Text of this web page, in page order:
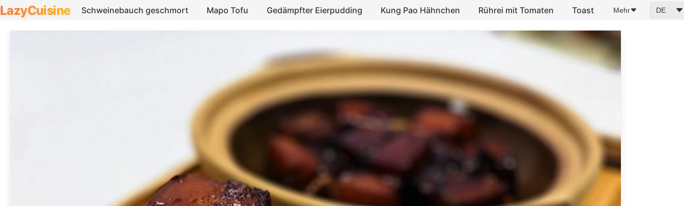
LazyCuisine Schweinebauch geschmort Mapo Tofu Gedämpfter Eierpudding Kung Pao Hähnchen Rührei mit Tomaten Toast Mehr DE